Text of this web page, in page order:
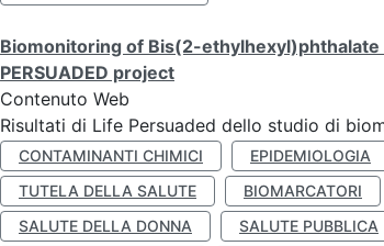
Biomonitoring of Bis(2-ethylhexyl)phthalate
PERSUADED project
Contenuto Web
Risultati di Life Persuaded dello studio di
CONTAMINANTI CHIMICI EPIDEMIOLOGIA
TUTELA DELLA SALUTE
BIOMARCATORI
SALUTE DELLA DONNA
SALUTE PUBBLICA